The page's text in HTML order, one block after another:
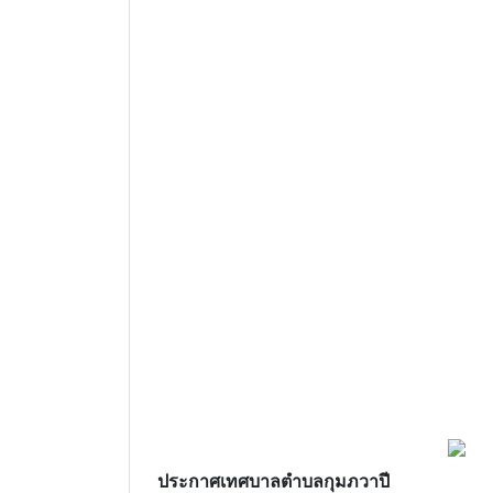
ประกาศเทศบาลตําบลกุมภวาปี